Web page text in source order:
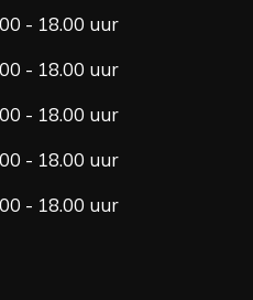
- 18.00 uur
- 18.00 uur
- 18.00 uur
- 18.00 uur
- 18.00 uur